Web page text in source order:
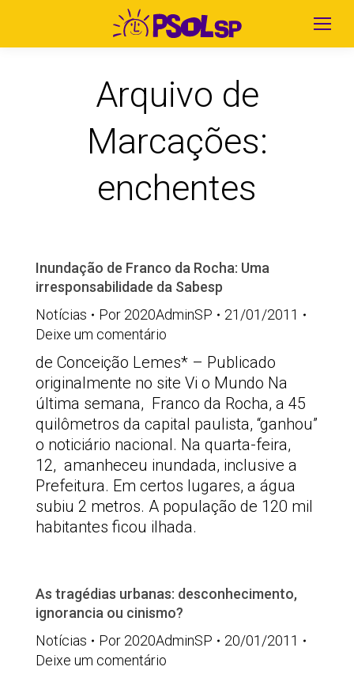
Arquivo de
Marcações:
enchentes
Inundação de Franco da Rocha: Uma
irresponsabilidade da Sabesp
Notícias
Por 2020AdminSP
21/01/2011
Deixe um comentário
de Conceição Lemes* – Publicado
originalmente no site Vi o Mundo Na
última semana, Franco da Rocha, a 45
quilômetros da capital paulista, “ganhou”
o noticiário nacional. Na quarta-feira,
12, amanheceu inundada, inclusive a
Prefeitura. Em certos lugares, a água
subiu 2 metros. A população de 120 mil
habitantes ficou ilhada.
As tragédias urbanas: desconhecimento,
ignorancia ou cinismo?
Notícias
Por 2020AdminSP
20/01/2011
Deixe um comentário